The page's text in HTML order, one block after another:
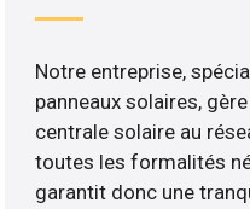
Notre entreprise,
panneaux solaires,
centrale solaire au
toutes les formalités
garantit donc une